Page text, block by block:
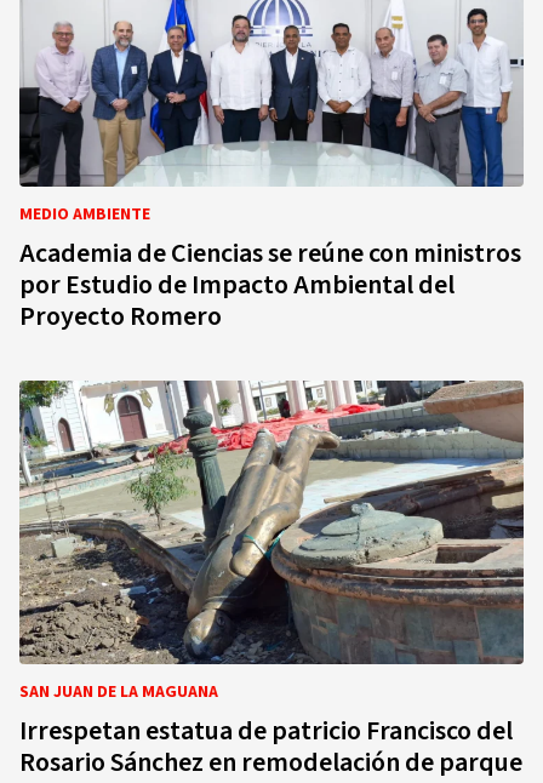
MEDIO AMBIENTE
Academia de Ciencias se reúne con ministros
por Estudio de Impacto Ambiental del
Proyecto Romero
SAN JUAN DE LA MAGUANA
Irrespetan estatua de patricio Francisco del
Rosario Sánchez en remodelación de parque